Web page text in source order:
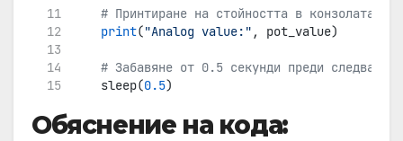
# Принтиране на стойността в конзолата
print("Analog value:" , pot_value)
# Забавяне от 0.5 секунди преди
    sleep(
0.5)
Обяснение на кода: